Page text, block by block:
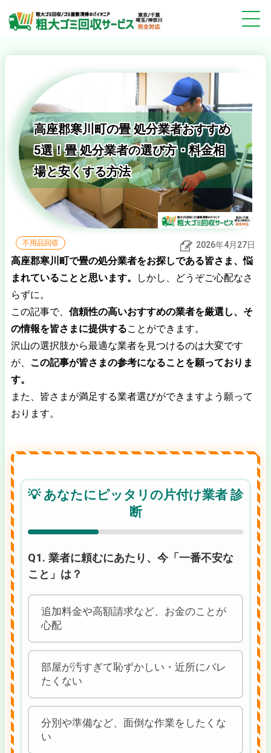
高座郡寒川町の畳 処分業者おすすめ
5選！畳 処分業者の選び方・料金相
場と安くする方法
不用品回収 2026年4月27日
高座郡寒川町で畳の処分業者をお探しである皆さま、悩
まれていることと思います。
しかし、どうぞご心配なさ
らずに。
この記事で、 信頼性の高いおすすめの業者を厳選し、そ
の情報を皆さまに提供することができます。
沢山の選択肢から最適な業者を見つけるのは大変です
が、 この記事が皆さまの参考になることを願っておりま
す。
また、皆さまが満足する業者選びができますよう願って
おります。
💡 あなたにピッタリの片付け業者 診
断
Q1. 業者に頼むにあたり、今「一番不安な
こと」は？
追加料金や高額請求など、お金のことが
心配
部屋が汚すぎて恥ずかしい・近所にバレ
たくない
分別や準備など、面倒な作業をしたくな
い